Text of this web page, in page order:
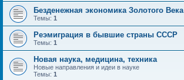
Безденежная экономика Золотого Века
Темы: 1
Реэмиграция в бывшие страны СССР
Темы: 1
Новая наука, медицина, техника
Новые направления и идеи в науке
Темы: 1